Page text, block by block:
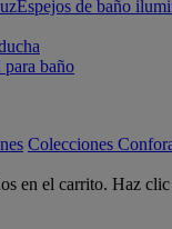
Espejos de baño
para baño
Colecciones
en el carrito. Haz